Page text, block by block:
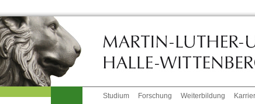
Studium Forschung Weiterbildung